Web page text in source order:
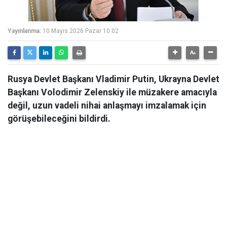
Yayınlanma: 10 Mayıs 2026 Pazar 10:02
Rusya Devlet Başkanı Vladimir Putin, Ukrayna Devlet
Başkanı Volodimir Zelenskiy ile müzakere amacıyla
değil, uzun vadeli nihai anlaşmayı imzalamak için
görüşebileceğini bildirdi.